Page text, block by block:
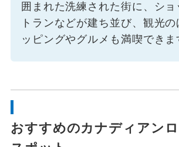
囲まれた洗練された街に、ショ
トランなどが建ち並び、観光の
ッピングやグルメも満喫できま
おすすめのカナディアン